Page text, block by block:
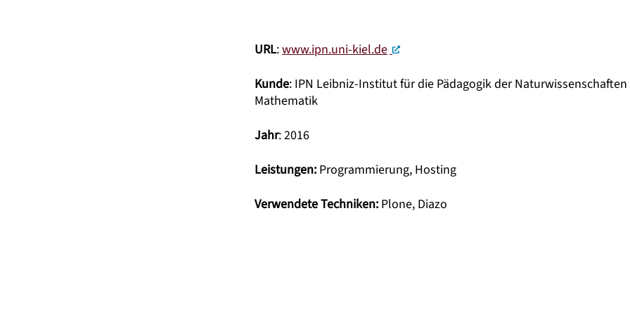
URL:www.ipn.uni-kiel.de
Kunde: IPN Leibniz-Institut für die Pädagogik der
Mathematik
Jahr: 2016
Leistungen: Programmierung, Hosting
Verwendete Techniken: Plone, Diazo